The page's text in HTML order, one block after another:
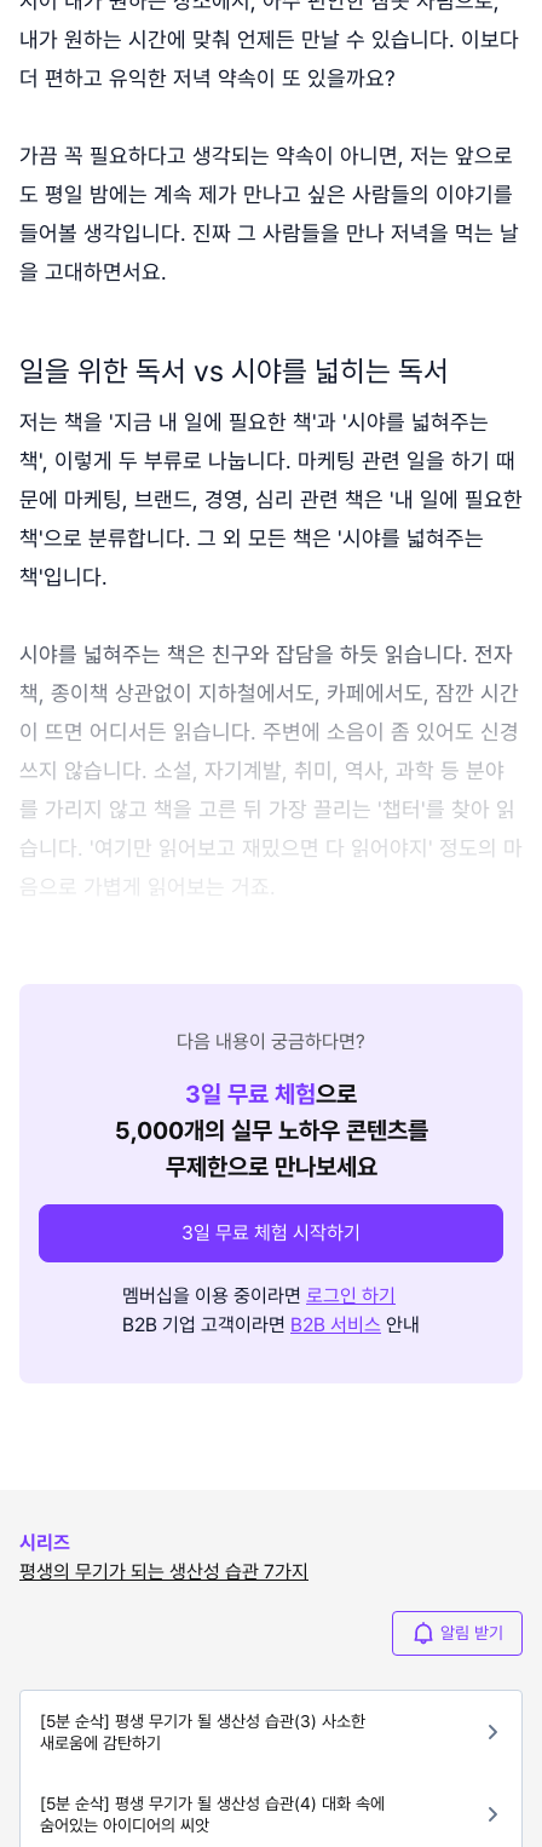
내가 원하는 시간에 맞춰 언제든 만날 수 있습니다. 이보다
더 편하고 유익한 저녁 약속이 또 있을까요?
가끔 꼭 필요하다고 생각되는 약속이 아니면, 저는 앞으로
도 평일 밤에는 계속 제가 만나고 싶은 사람들의 이야기를
들어볼 생각입니다. 진짜 그 사람들을 만나 저녁을 먹는 날
을 고대하면서요.
일을 위한 독서 vs 시야를 넓히는 독서
저는 책을 '지금 내 일에 필요한 책'과 '시야를 넓혀주는
책', 이렇게 두 부류로 나눕니다. 마케팅 관련 일을 하기 때
문에 마케팅, 브랜드, 경영, 심리 관련 책은 '내 일에 필요한
책'으로 분류합니다. 그 외 모든 책은 '시야를 넓혀주는
책'입니다.
시야를 넓혀주는 책은 친구와 잡담을 하듯 읽습니다. 전자
책, 종이책 상관없이 지하철에서도, 카페에서도, 잠깐 시간
이 뜨면 어디서든 읽습니다. 주변에 소음이 좀 있어도 신경
쓰지 않습니다. 소설, 자기계발, 취미, 역사, 과학 등 분야
를 가리지 않고 책을 고른 뒤 가장 끌리는 '챕터'를 찾아 읽
습니다. '여기만 읽어보고 재밌으면 다 읽어야지' 정도의 마
음으로 가볍게 읽어보는 거죠.
다음 내용이 궁금하다면?
3일 무료 체험으로
5,000개의 실무 노하우 콘텐츠를
무제한으로 만나보세요
3일 무료 체험 시작하기
멤버십을 이용 중이라면 로그인 하기
B2B 기업 고객이라면 B2B 서비스 안내
시리즈
평생의 무기가 되는 생산성 습관 7가지
알림 받기
[5분 순삭] 평생 무기가 될 생산성 습관(3) 사소한
새로움에 감탄하기
[5분 순삭] 평생 무기가 될 생산성 습관(4) 대화 속에
숨어있는 아이디어의 씨앗